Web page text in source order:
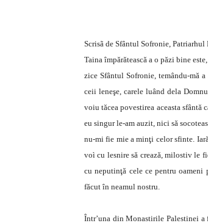
Scrisã de Sfântul Sofronie,
Taina împărătească a o păzi bine
zice Sfântul Sofronie, temându-mă
ceii leneşe, carele luând dela
voiu tăcea povestirea aceasta sfântă
eu singur le-am auzit, nici să
nu-mi fie mie a minţi celor sfinte.
voì cu lesnire să crează, milostiv le
cu neputinţă cele ce pentru oameni
făcut în neamul nostru.
Într’una din Monastirile Palestinei